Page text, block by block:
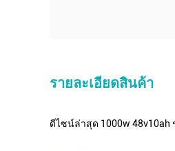
รายละเอียดสินค้า
ดีไซน์ล่าสุด 1000w